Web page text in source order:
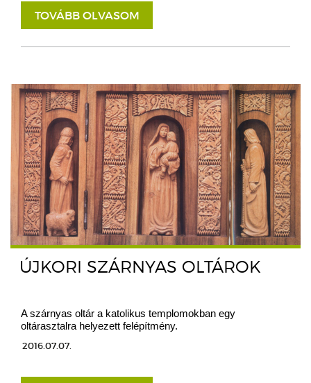
TOVÁBB OLVASOM
ÚJKORI SZÁRNYAS OLTÁROK
A szárnyas oltár a katolikus templomokban egy
oltárasztalra helyezett felépítmény.
2016.07.07.